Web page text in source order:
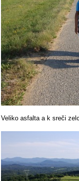
Veliko asfalta a k sreči